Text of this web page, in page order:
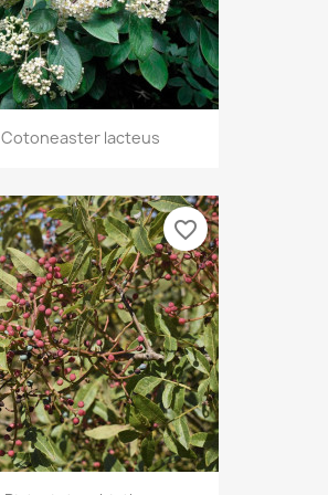
Cotoneaster lacteus
favorite_border